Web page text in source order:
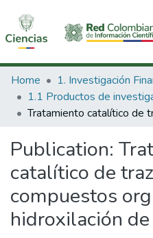
Communities & Collections
All of DSpace
Home
Publication:
catalítico de
compuestos
hidroxilación